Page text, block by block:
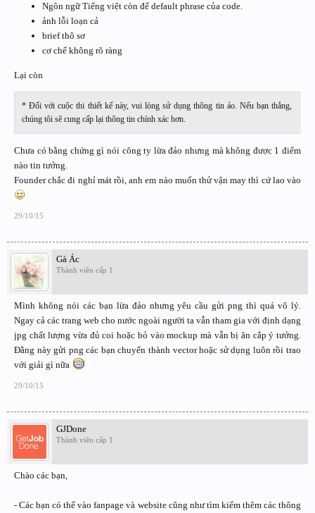
Ngôn ngữ Tiếng việt còn để default phrase của code.
ảnh lỗi loạn cả
brief thô sơ
cơ chế không rõ ràng
Lại còn
* Đối với cuộc thi thiết kế này, vui lòng sử dụng thông tin ảo. Nếu bạn thắng,
chúng tôi sẽ cung cấp lại thông tin chính xác hơn.
Chưa có bằng chứng gì nói công ty lừa đảo nhưng mà không được 1 điểm
nào tin tưởng.
Founder chắc đi nghỉ mát rồi, anh em nào muốn thử vận may thì cứ lao vào
29/10/15
Gà Ác
Thành viên cấp 1
Mình không nói các bạn lừa đảo nhưng yêu cầu gửi png thì quá vô lý.
Ngay cả các trang web cho nước ngoài người ta vẫn tham gia với định dạng
jpg chất lượng vừa đủ coi hoặc bỏ vào mockup mà vẫn bị ăn cắp ý tưởng.
Đằng này gửi png các bạn chuyển thành vector hoặc sử dụng luôn rồi trao
với giải gì nữa
29/10/15
GJDone
Thành viên cấp 1
Chào các bạn,
- Các bạn có thể vào fanpage và website cũng như tìm kiếm thêm các thông